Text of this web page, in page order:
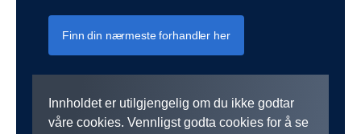
Finn din nærmeste forhandler her
Innholdet er utilgjengelig om du ikke godtar
våre cookies. Vennligst godta cookies for å se